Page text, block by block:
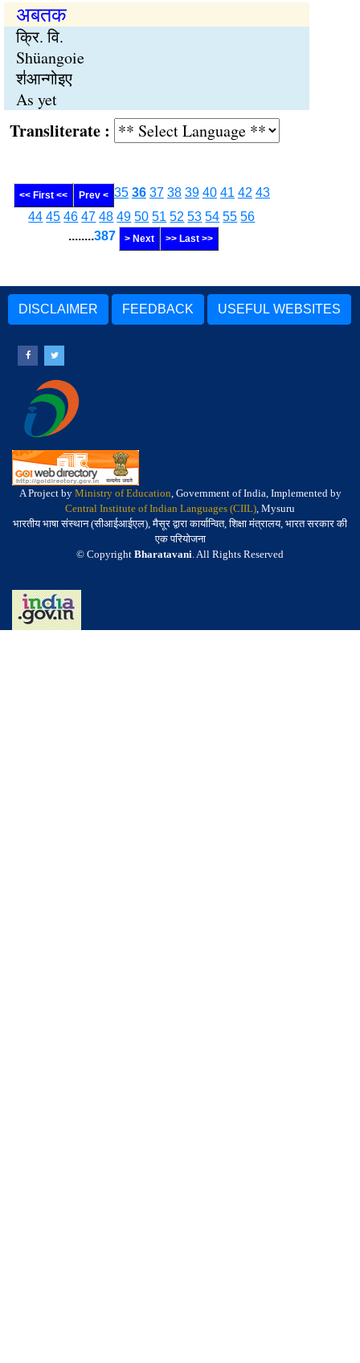
अबतक
क्रि. वि.
Shüangoie
श॑आन्गोइए
As yet
:
<< First << Prev < 35 36 37 38 39 40 41 42 43
44 45 46 47 48 49 50 51 52 53 54 55 56
........387 > Next >> Last >>
DISCLAIMER FEEDBACK USEFUL WEBSITES
A Project by Ministry of Education, Government of India, Implemented by
Central Institute of Indian Languages (CIIL), Mysuru
भारतीय भाषा संस्थान (सीआईआईएल), मैसूर द्वारा कार्यान्वित, शिक्षा मंत्रालय, भारत सरकार की
एक परियोजना
© Copyright Bharatavani. All Rights Reserved